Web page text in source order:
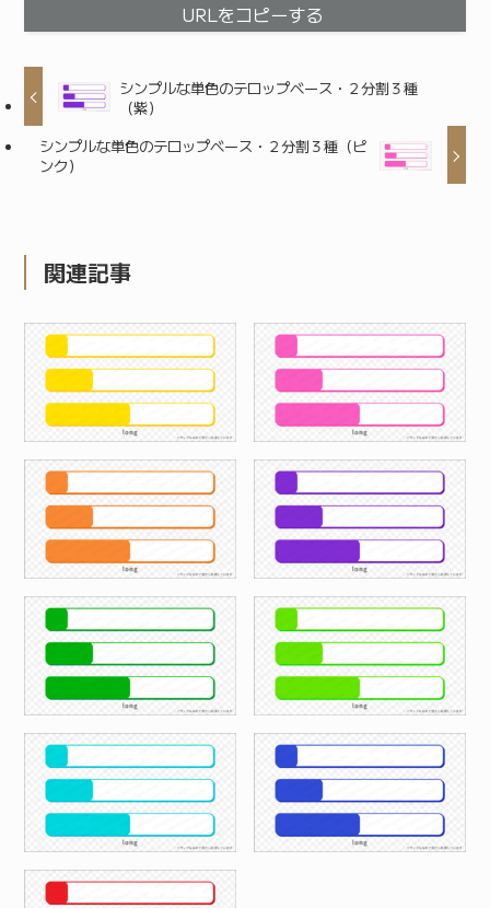
URLをコピーする
シンプルな単色のテロップベース・２分割３種
（紫）
シンプルな単色のテロップベース・２分割３種（ピ
ンク）
関連記事